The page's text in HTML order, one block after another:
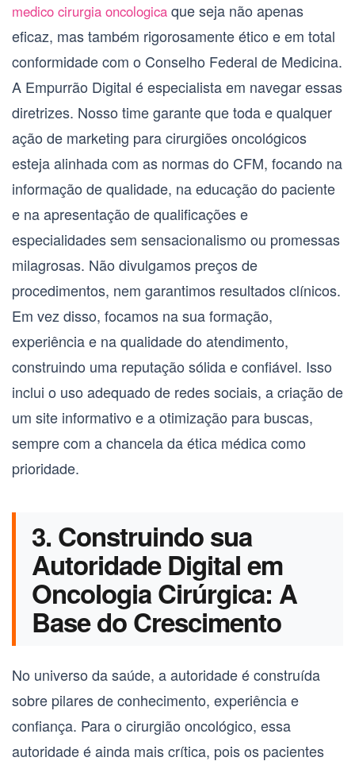
medico cirurgia oncologica que seja não apenas
eficaz, mas também rigorosamente ético e em total
conformidade com o Conselho Federal de Medicina.
A Empurrão Digital é especialista em navegar essas
diretrizes. Nosso time garante que toda e qualquer
ação de marketing paracirurgiões oncológicos
esteja alinhada com as normas do CFM, focando na
informação de qualidade, na educação do paciente
e na apresentação de qualificações e
especialidades sem sensacionalismo ou promessas
milagrosas. Não divulgamos preços de
procedimentos, nem garantimos resultados clínicos.
Em vez disso, focamos na sua formação,
experiência e na qualidade do atendimento,
construindo uma reputação sólida e confiável. Isso
inclui o uso adequado de redes sociais, a criação de
um site informativo e a otimização para buscas,
sempre com a chancela da ética médica como
prioridade.
3. Construindo sua
Autoridade Digital em
Oncologia Cirúrgica: A
Base do Crescimento
No universo da saúde, a autoridade é construída
sobre pilares de conhecimento, experiência e
confiança. Para o cirurgião oncológico, essa
autoridade é ainda mais crítica, pois os pacientes